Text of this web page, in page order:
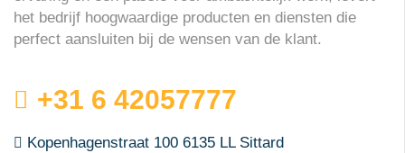
het bedrijf hoogwaardige producten en diensten die
perfect aansluiten bij de wensen van de klant.
+31 6 42057777
Kopenhagenstraat 100 6135 LL Sittard